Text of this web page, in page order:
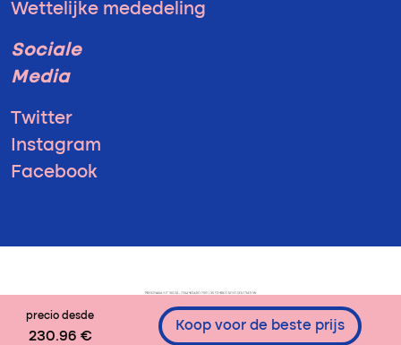
precio desde
230.96 €
Koop voor de beste prijs
Wettelijke mededeling
Sociale
Media
Twitter
Instagram
Facebook